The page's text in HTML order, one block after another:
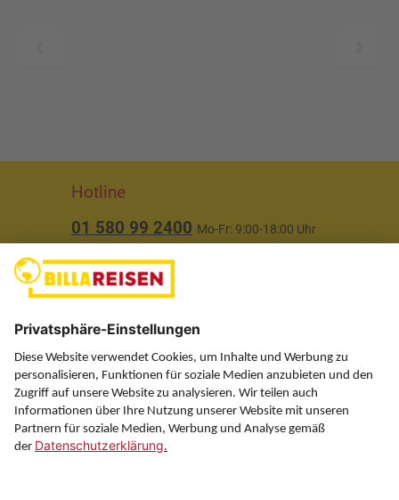
Hotline
01 580 99 2400 Mo-Fr: 9:00-18:00 Uhr
Über uns
Service
Information
Folgen Sie uns auf